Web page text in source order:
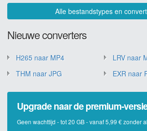
Alle bestandstypes en
Nieuwe converters
H265 naar MP4
LRV naar
THM naar JPG
EXR naar
Upgrade naar de premium-
Geen wachttijd - tot 20 GB - vanaf 5,99 € zonder